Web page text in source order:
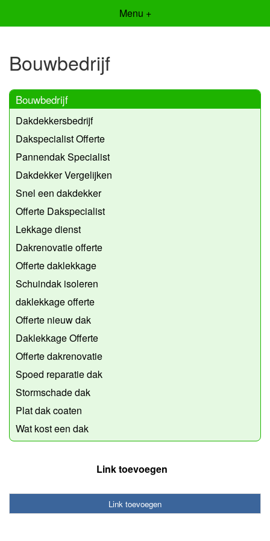
Menu +
Bouwbedrijf
Bouwbedrijf
Dakdekkersbedrijf
Dakspecialist Offerte
Pannendak Specialist
Dakdekker Vergelijken
Snel een dakdekker
Offerte Dakspecialist
Lekkage dienst
Dakrenovatie offerte
Offerte daklekkage
Schuindak isoleren
daklekkage offerte
Offerte nieuw dak
Daklekkage Offerte
Offerte dakrenovatie
Spoed reparatie dak
Stormschade dak
Plat dak coaten
Wat kost een dak
Link toevoegen
Link toevoegen